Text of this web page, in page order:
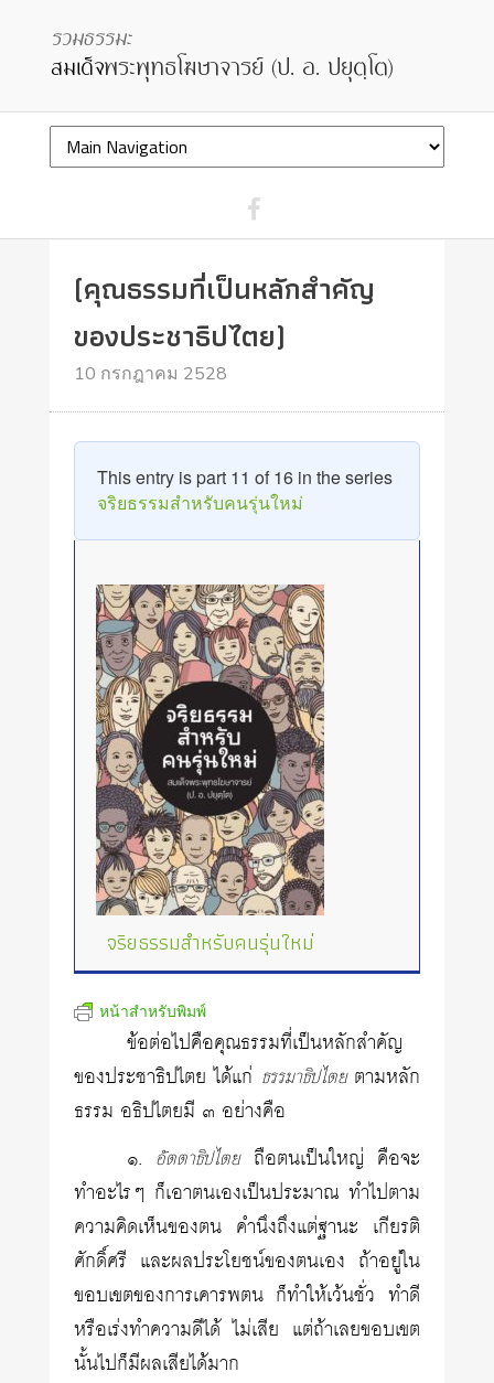
(คุณธรรมที่เป็นหลักสำคัญ
ของประชาธิปไตย)
10 กรกฎาคม 2528
This entry is part 11 of 16 in the series
จริยธรรมสำหรับคนรุ่นใหม่
จริยธรรมสำหรับคนรุ่นใหม่
หน้าสำหรับพิมพ์
ข้อต่อไปคือคุณธรรมที่เป็นหลักสำคัญ
ของประชาธิปไตย ได้แก่ ธรรมาธิปไตยตามหลัก
ธรรม อธิปไตยมี ๓ อย่างคือ
๑. อัตตาธิปไตยถือตนเป็นใหญ่ คือจะ
ทำอะไรๆ ก็เอาตนเองเป็นประมาณ ทำไปตาม
ความคิดเห็นของตน คำนึงถึงแต่ฐานะ เกียรติ
ศักดิ์ศรี และผลประโยชน์ของตนเอง ถ้าอยู่ใน
ขอบเขตของการเคารพตน ก็ทำให้เว้นชั่ว ทำดี
หรือเร่งทำความดีได้ ไม่เสีย แต่ถ้าเลยขอบเขต
นั้นไปก็มีผลเสียได้มาก